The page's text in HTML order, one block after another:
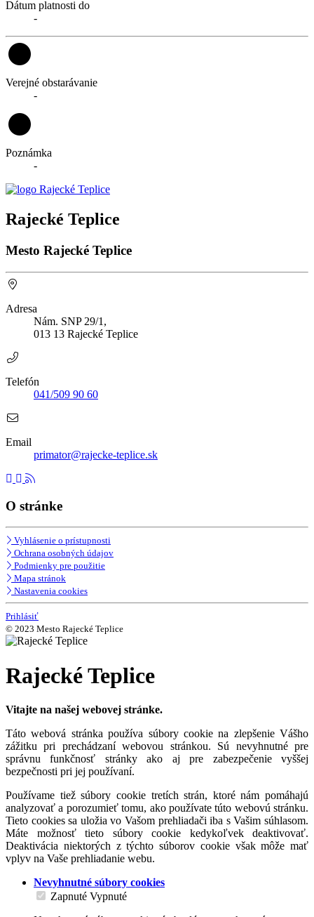
Dátum platnosti do
-
Verejné obstarávanie
-
Poznámka
-
Rajecké Teplice
Mesto Rajecké Teplice
Adresa
Nám. SNP 29/1,
013 13 Rajecké Teplice
Telefón
041/509 90 60
Email
primator@rajecke-teplice.sk
O stránke
Vyhlásenie o prístupnosti
Ochrana osobných údajov
Podmienky pre použitie
Mapa stránok
Nastavenia cookies
Prihlásiť
© 2023 Mesto Rajecké Teplice
Rajecké Teplice
Vitajte na našej webovej stránke.
Táto webová stránka používa súbory cookie na zlepšenie Vášho
zážitku pri prechádzaní webovou stránkou. Sú nevyhnutné pre
správnu funkčnosť stránky ako aj pre zabezpečenie vyššej
bezpečnosti pri jej používaní.
Používame tiež súbory cookie tretích strán, ktoré nám pomáhajú
analyzovať a porozumieť tomu, ako používate túto webovú stránku.
Tieto cookies sa uložia vo Vašom prehliadači iba s Vašim súhlasom.
Máte možnosť tieto súbory cookie kedykoľvek deaktivovať.
Deaktivácia niektorých z týchto súborov cookie však môže mať
vplyv na Vaše prehliadanie webu.
Nevyhnutné súbory cookies
Zapnuté Vypnuté